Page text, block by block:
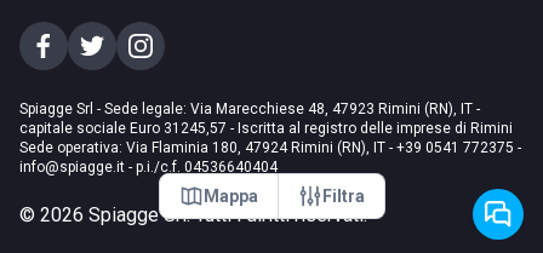
Mappa Filtra
Spiagge Srl - Sede legale: Via Marecchiese 48, 47923 Rimini (RN), IT -
capitale sociale Euro 31245,57 - Iscritta al registro delle imprese di Rimini
Sede operativa: Via Flaminia 180, 47924 Rimini (RN), IT - +39 0541 772375 -
info@spiagge.it - p.i./c.f. 04536640404
© 2026 Spiagge Srl. Tutti i diritti riservati.